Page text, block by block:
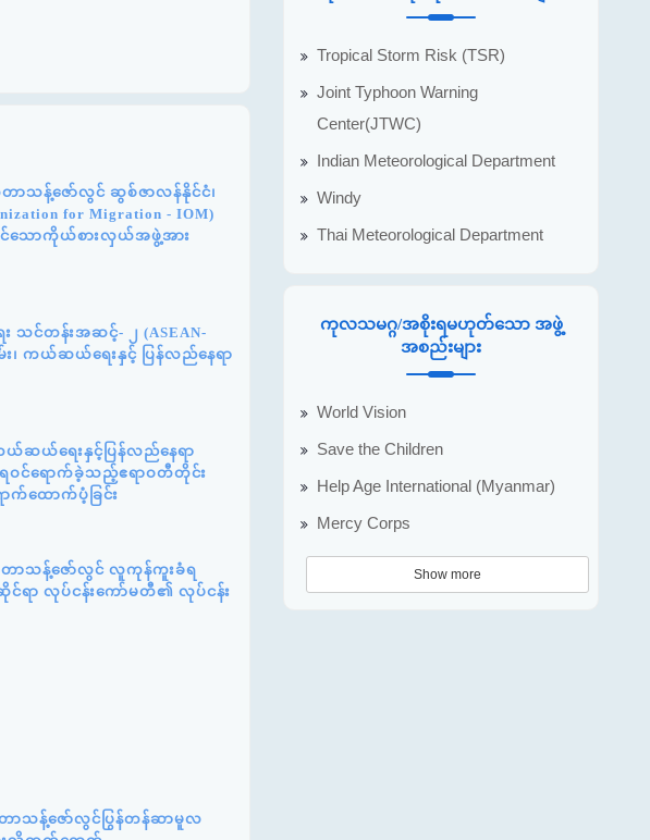
တာသန့်ဇော်လွင် ဆွစ်ဇာလန်နိုင်ငံ၊
for Migration - IOM)
ောင်သောကိုယ်စားလှယ်အဖွဲ့အား
သင်တန်းအဆင့်- ၂ (ASEAN-
မ်း၊ ကယ်ဆယ်ရေးနှင့် ပြန်လည်နေရာ
ယ်ဆယ်ရေးနှင့်ပြန်လည်နေရာ
ရေဝင်ရောက်ခဲ့သည့်ဧရာဝတီတိုင်း
က်ထောက်ပံ့ခြင်း
က်တာသန့်ဇော်လွင် လူကုန်ကူးခံရ
ဆိုင်ရာ လုပ်ငန်းကော်မတီ၏ လုပ်ငန်း
တာသန့်ဇော်လွင်ပြွန်တန်ဆာမူလ
Tropical Storm Risk (TSR)
Joint Typhoon Warning
Center(JTWC)
Indian Meteorological Department
Windy
Thai Meteorological Department
ကုလသမဂ္ဂ/အစိုးရမဟုတ်သော အဖွဲ့
အစည်းများ
World Vision
Save the Children
Help Age International (Myanmar)
Mercy Corps
Show more